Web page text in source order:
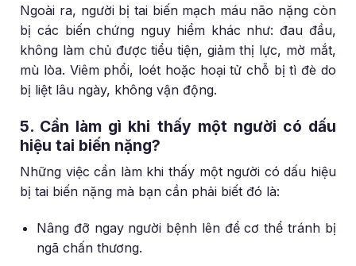
Ngoài ra, người bị tai biến mạch máu não nặng còn
bị các biến chứng nguy hiểm khác như: đau đầu,
không làm chủ được tiểu tiện, giảm thị lực, mờ mắt,
mù lòa. Viêm phổi, loét hoặc hoại tử chỗ bị tì đè do
bị liệt lâu ngày, không vận động.
5. Cần làm gì khi thấy một người có dấu
hiệu tai biến nặng?
Những việc cần làm khi thấy một người có dấu hiệu
bị tai biến nặng mà bạn cần phải biết đó là:
Nâng đỡ ngay người bệnh lên để cơ thể tránh bị
ngã chấn thương.